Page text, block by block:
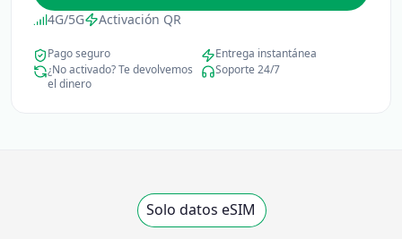
4G/5G Activación QR
Pago seguro
Entrega instantánea
¿No activado? Te devolvemos
el dinero
Soporte 24/7
Solo datos eSIM